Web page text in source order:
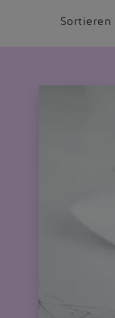
Sortieren